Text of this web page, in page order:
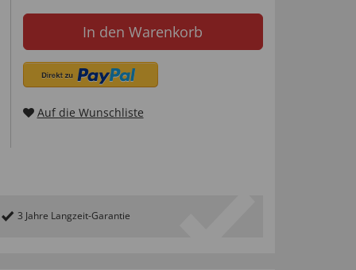
In den Warenkorb
Auf die Wunschliste
3 Jahre Langzeit-Garantie